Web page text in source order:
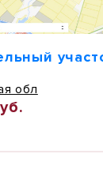
обл